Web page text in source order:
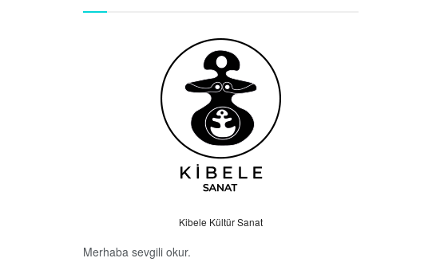
Kibele Kültür Sanat
Merhaba sevgili okur.